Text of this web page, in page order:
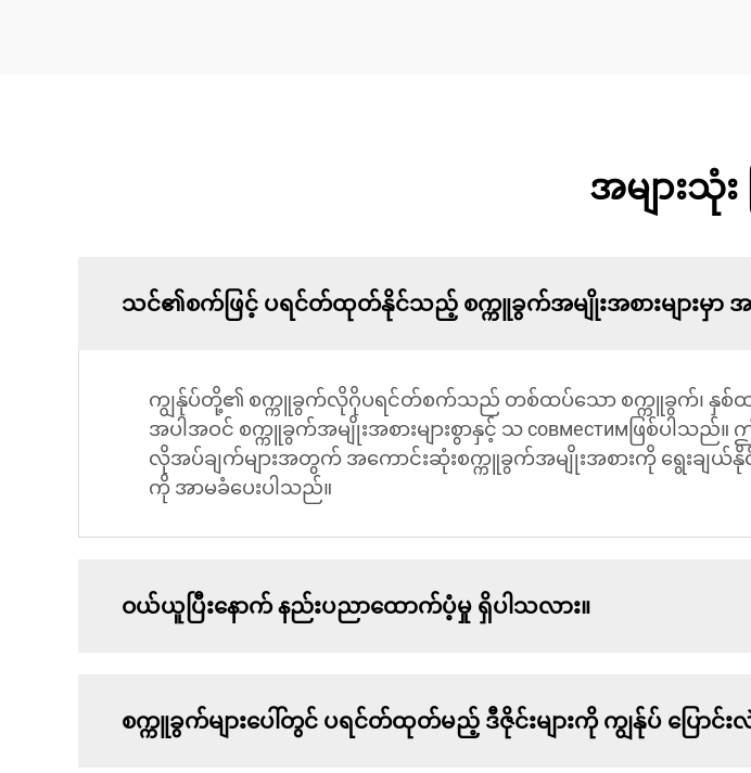
အများသုံ
သင်၏စက်ဖြင့် ပရင်တ်ထုတ်နိုင်သည့် စက္ကူခွက်အမျိုးအစားများမှာ
ကျွန်ုပ်တို့၏ စက္ကူခွက်လိုဂိုပရင်တ်စက်သည် တစ်ထပ်သော စက္ကူခွက်၊ နှစ်ထပ်
အပါအဝင် စက္ကူခွက်အမျိုးအစားများစွာနှင့် သ совместимဖြစ်ပါသ
လိုအပ်ချက်များအတွက် အကောင်းဆုံးစက္ကူခွက်အမျိုးအစားကို ရွေးချ
ကို အာမခံပေးပါသည်။
ဝယ်ယူပြီးနောက် နည်းပညာထောက်ပံ့မှု ရှိပါသလား။
စက္ကူခွက်များပေါ်တွင် ပရင်တ်ထုတ်မည့် ဒီဇိုင်းများကို ကျွန်ုပ် ပြောင်း